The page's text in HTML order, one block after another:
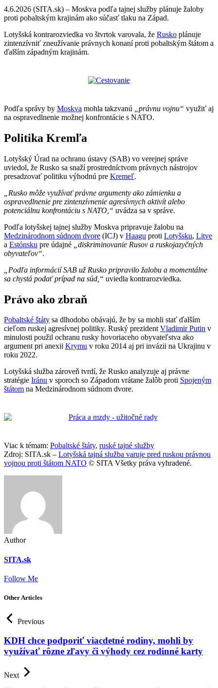
4.6.2026 (SITA.sk) – Moskva podľa tajnej služby plánuje žaloby
proti pobaltským krajinám ako súčasť tlaku na Západ.
Lotyšská kontrarozviedka vo štvrtok varovala, že Rusko plánuje
zintenzívniť zneužívanie právnych konaní proti pobaltským štátom a
ďalším západným krajinám.
Podľa správy by Moskva mohla takzvanú „právnu vojnu“ využiť aj
na ospravedlnenie možnej konfrontácie s NATO.
Politika Kremľa
Lotyšský Úrad na ochranu ústavy (SAB) vo verejnej správe
uviedol, že Rusko sa snaží prostredníctvom právnych nástrojov
presadzovať politiku výhodnú pre Kremeľ.
„Rusko môže využívať právne argumenty ako zámienku a
ospravedlnenie pre zintenzívnenie agresívnych aktivít alebo
potenciálnu konfrontáciu s NATO,“ uvádza sa v správe.
Podľa lotyšskej tajnej služby Moskva pripravuje žalobu na
Medzinárodnom súdnom dvore (ICJ) v Haagu proti Lotyšsku, Litve
a Estónsku pre údajné
„diskriminovanie Rusov a ruskojazyčných
obyvateľov“.
„Podľa informácií SAB už Rusko pripravilo žalobu a momentálne
sa chystá podať prípad na súd,“ uviedla kontrarozviedka.
Právo ako zbraň
Pobaltské štáty sa dlhodobo obávajú, že by sa mohli stať ďalším
cieľom ruskej agresívnej politiky. Ruský prezidentVladimir Putin v
minulosti použil ochranu rusky hovoriaceho obyvateľstva ako
argument pri anexii Krymu v roku 2014 aj pri invázii na Ukrajinu v
roku 2022.
Lotyšská služba zároveň tvrdí, že Rusko analyzuje aj právne
stratégie Iránu v sporoch so Západom vrátane žalôb proti Spojeným
štátom na Medzinárodnom súdnom dvore.
Viac k témam: Pobaltské štáty, ruské tajné služby
Zdroj: SITA.sk – Lotyšská tajná služba varuje pred ruskou právnou
vojnou proti štátom NATO © SITA Všetky práva vyhradené.
Author
SITA.sk
Follow Me
Other Articles
Previous
KDH chce podporiť viacdetné rodiny, mohli by
využívať rôzne zľavy či výhody cez rodinné karty
Next